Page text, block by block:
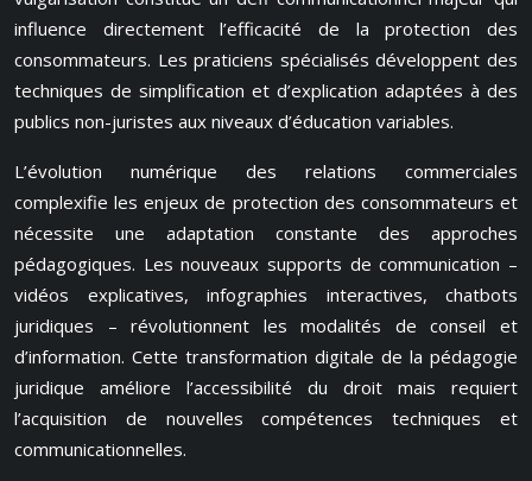
influence directement l’efficacité de la protection des
consommateurs. Les praticiens spécialisés développent des
techniques de simplification et d’explication adaptées à des
publics non-juristes aux niveaux d’éducation variables.
L’évolution numérique des relations commerciales
complexifie les enjeux de protection des consommateurs et
nécessite une adaptation constante des approches
pédagogiques. Les nouveaux supports de communication –
vidéos explicatives, infographies interactives, chatbots
juridiques – révolutionnent les modalités de conseil et
d’information. Cette transformation digitale de la pédagogie
juridique améliore l’accessibilité du droit mais requiert
l’acquisition de nouvelles compétences techniques et
communicationnelles.